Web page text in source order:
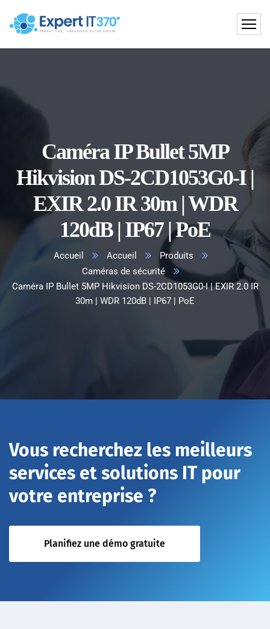
Caméra IP Bullet 5MP
Hikvision DS-2CD1053G0-I |
EXIR 2.0 IR 30m | WDR
120dB | IP67 | PoE
Accueil Accueil
Produits
Caméras de sécurité
Caméra IP Bullet 5MP Hikvision DS-2CD1053G0-I | EXIR 2.0 IR
30m | WDR 120dB | IP67 | PoE
Vous recherchez les meilleurs
services et solutions IT pour
votre entreprise ?
Planifiez une démo gratuite